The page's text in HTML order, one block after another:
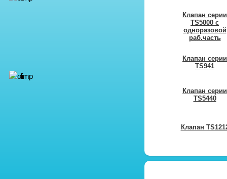
Клапан серии
TS5000 с
одноразовой
раб.часть
Клапан серии
TS941
Клапан серии
TS5440
Клапан